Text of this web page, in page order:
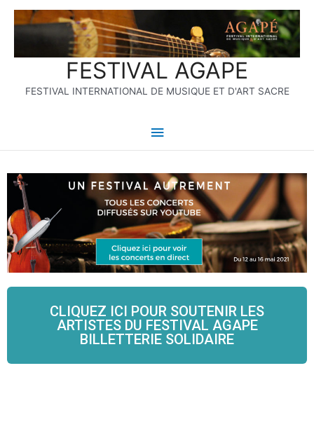
FESTIVAL AGAPE
FESTIVAL INTERNATIONAL DE MUSIQUE ET D'ART SACRE
Menu
principal
CLIQUEZ ICI POUR SOUTENIR LES
ARTISTES DU FESTIVAL AGAPE
BILLETTERIE SOLIDAIRE